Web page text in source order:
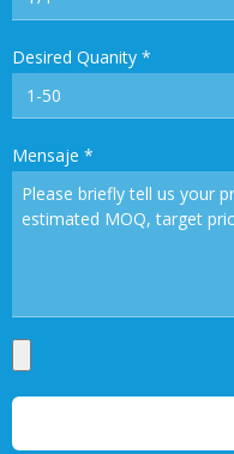
Desired Quanity *
Mensaje *